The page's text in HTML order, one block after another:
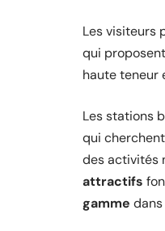
Les visiteurs
qui
haute teneur
Les stations
qui
des activités
attractifs
gamme dans